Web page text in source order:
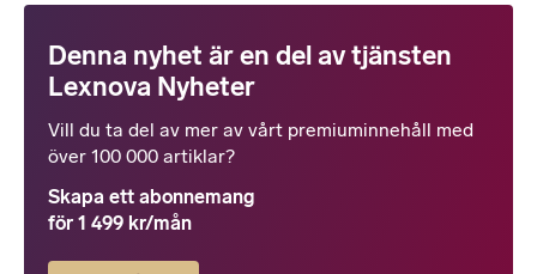
Denna nyhet är en del av tjänsten
Lexnova Nyheter
Vill du ta del av mer av vårt premiuminnehåll med
över 100 000 artiklar?
Skapa ett abonnemang
för 1 499 kr/mån